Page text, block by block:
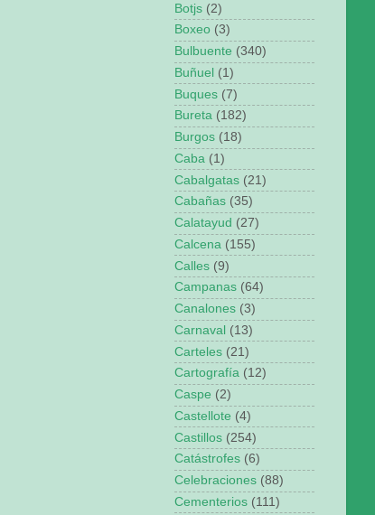
Botjs (2)
Boxeo (3)
Bulbuente (340)
Buñuel (1)
Buques (7)
Bureta (182)
Burgos (18)
Caba (1)
Cabalgatas (21)
Cabañas (35)
Calatayud (27)
Calcena (155)
Calles (9)
Campanas (64)
Canalones (3)
Carnaval (13)
Carteles (21)
Cartografía (12)
Caspe (2)
Castellote (4)
Castillos (254)
Catástrofes (6)
Celebraciones (88)
Cementerios (111)